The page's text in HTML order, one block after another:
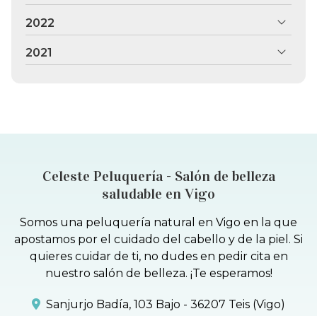
2022
2021
Celeste Peluquería - Salón de belleza
saludable en Vigo
Somos una peluquería natural en Vigo en la que
apostamos por el cuidado del cabello y de la piel. Si
quieres cuidar de ti, no dudes en pedir cita en
nuestro salón de belleza. ¡Te esperamos!
Sanjurjo Badía, 103 Bajo - 36207 Teis (Vigo)